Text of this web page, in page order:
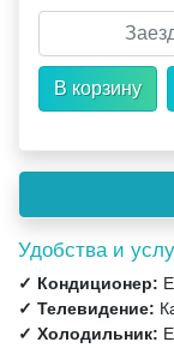
Удобства и
✓ Кондиционер:
✓ Телевидение:
✓ Холодильник: